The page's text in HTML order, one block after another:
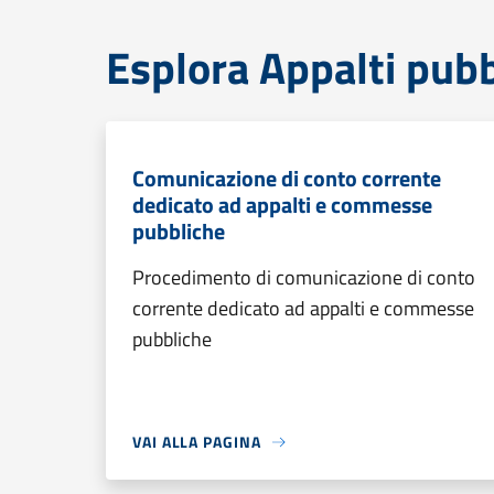
Esplora Appalti
Comunicazione di conto corrente
dedicato ad appalti e commesse
pubbliche
Procedimento di comunicazione di conto
corrente dedicato ad appalti e commesse
pubbliche
VAI ALLA PAGINA